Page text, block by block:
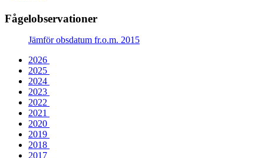
Fågelobservationer
Jämför obsdatum fr.o.m. 2015
2026
2025
2024
2023
2022
2021
2020
2019
2018
2017